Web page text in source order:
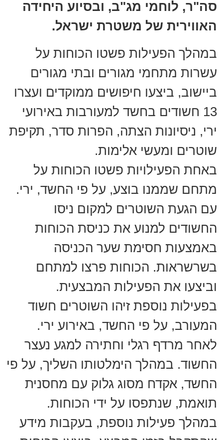
סה"ר, לוחמי מג"ב, ובסיוע היחידה
האווירית של משטרת ישראל.
במהלך הפעילות פשטו הכוחות על
עשרות מתחמי מגורים ובתי מגורים
ביישוב, ביצעו חיפושים ממוקדים ועצרו
13 חשודים בחשד למעורבות באירועי
ירי, ניסיונות הצתה, הפרות סדר, תקיפת
שוטרים ומעשי אלימות.
באחת הפעילויות פשטו הכוחות על
מתחם שממנו בוצע, על פי החשד, ירי.
עם הגעת השוטרים למקום ניסו
החשודים למנוע את כניסת הכוחות
באמצעות חסימת שער הכניסה
בשרשראות. הכוחות פרצו למתחם
וביצעו את הפעילות המבצעית.
בפעילות נוספת זיהו השוטרים חשוד
המעורב, על פי החשד, באירוע ירי.
לאחר מרדף רגלי וחתירה למגע נעצר
החשוד. במהלך הימלטותו השליך, על פי
החשד, אקדח מסוג גלוק עם מחסנית
תואמת, שנתפסו על ידי הכוחות.
במהלך פעילות נוספת, בעקבות מידע